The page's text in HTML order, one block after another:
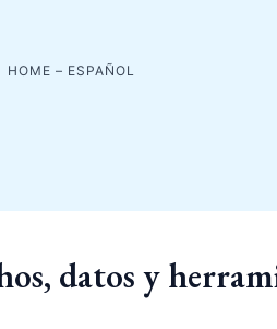
HOME – ESPAÑOL
datos y